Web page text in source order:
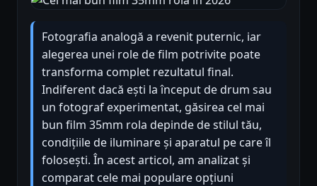
Fotografia analogă a revenit puternic, iar
alegerea unei role de film potrivite poate
transforma complet rezultatul final.
Indiferent dacă ești la început de drum sau
un fotograf experimentat, găsirea cel mai
bun film 35mm rola depinde de stilul tău,
condițiile de iluminare și aparatul pe care îl
folosești. În acest articol, am analizat și
comparat cele mai populare opțiuni